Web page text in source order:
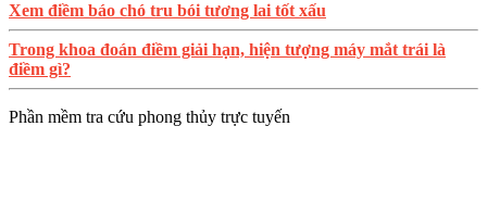
Xem điềm báo chó tru bói tương lai tốt xấu
Trong khoa đoán điềm giải hạn, hiện tượng máy mắt trái là
điềm gì?
Phần mềm tra cứu phong thủy trực tuyến